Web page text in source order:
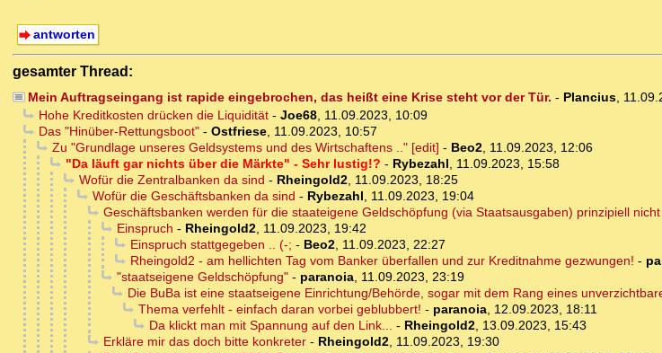
antworten
gesamter Thread:
Mein Auftragseingang ist rapide eingebrochen, das heißt eine Krise steht vor der Tür. - Plancius,
Hohe Kreditkosten drücken die Liquidität- Joe68, 11.09.2023, 10:09
Das "Hinüber-Rettungsboot"- Ostfriese, 11.09.2023, 10:57
Zu "Grundlage unseres Geldsystems und des Wirtschaftens .." [edit] - Beo2, 11.09.2023, 12:06
"Da läuft gar nichts über die Märkte" - Sehr lustig!? - Rybezahl, 11.09.2023, 15:58
Wofür die Zentralbanken da sind - Rheingold2, 11.09.2023, 18:25
Wofür die Geschäftsbanken da sind - Rybezahl, 11.09.2023, 19:04
Geschäftsbanken werden für die staateigene Geldschöpfung (via Staatsausgaben) prinzipiell
Einspruch - Rheingold2, 11.09.2023, 19:42
Einspruch stattgegeben .. (-; - Beo2, 11.09.2023, 22:27
Rheingold2 - am hellichten Tag vom Banker überfallen und zur Kreditnahme gezwungen! -
"staatseigene Geldschöpfung"- paranoia, 11.09.2023, 23:19
Die BuBa ist eine staatseigene Einrichtung/Behörde, sogar mit dem Rang eines
Thema verfehlt - einfach daran vorbei geblubbert! - paranoia, 12.09.2023, 18:11
Da klickt man mit Spannung auf den Link... - Rheingold2, 13.09.2023, 15:43
Erkläre mir das doch bitte konkreter- Rheingold2, 11.09.2023, 19:30